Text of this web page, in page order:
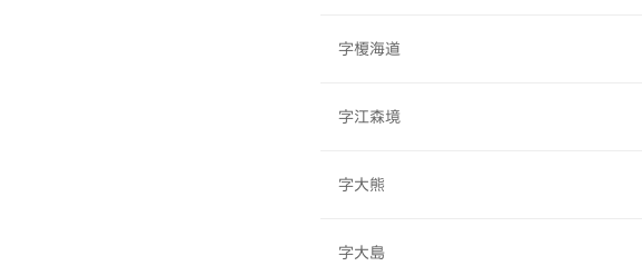
字榎海道
字江森境
字大熊
字大島